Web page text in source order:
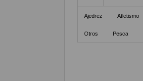
Ajedrez Atletismo
Otros Pesca